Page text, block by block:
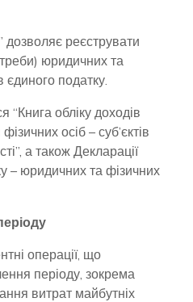
реєструвати
юридичних та
єдиного податку.
обліку доходів
осіб – суб’єктів
а також Декларації
– юридичних та фізичних
операції, що
періоду, зокрема
витрат майбутніх